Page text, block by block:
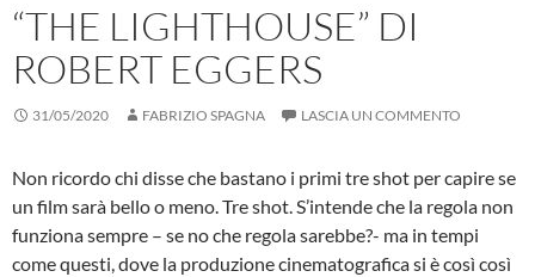
“THE LIGHTHOUSE” DI
ROBERT EGGERS
31/05/2020 FABRIZIO SPAGNA LASCIA UN COMMENTO
Non ricordo chi disse che bastano i primi tre shot per capire se
un film sarà bello o meno. Tre shot. S’intende che la regola non
funziona sempre – se no che regola sarebbe?- ma in tempi
come questi, dove la produzione cinematografica si è così così